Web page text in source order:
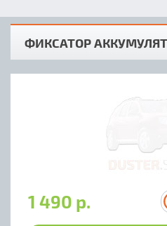
ФИКСАТОР
1 490 р.